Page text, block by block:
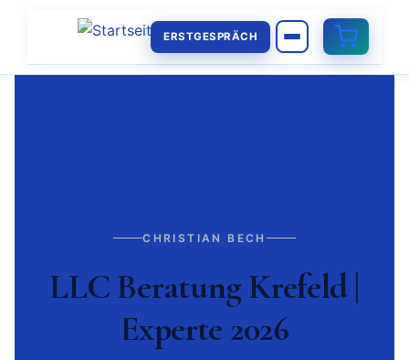
ERSTGESPRÄCH
CHRISTIAN BECH
LLC Beratung Krefeld |
Experte 2026